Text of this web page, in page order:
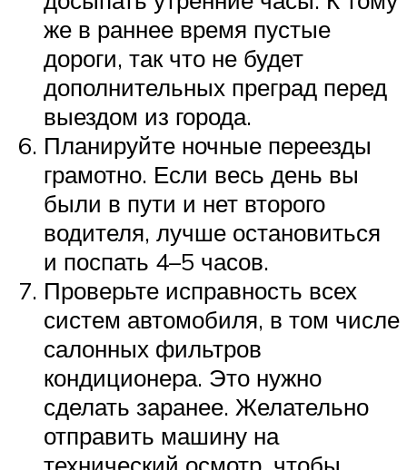
же в раннее время пустые
дороги, так что не будет
дополнительных преград перед
выездом из города.
Планируйте ночные переезды
грамотно. Если весь день вы
были в пути и нет второго
водителя, лучше остановиться
и поспать 4–5 часов.
Проверьте исправность всех
систем автомобиля, в том числе
салонных фильтров
кондиционера. Это нужно
сделать заранее. Желательно
отправить машину на